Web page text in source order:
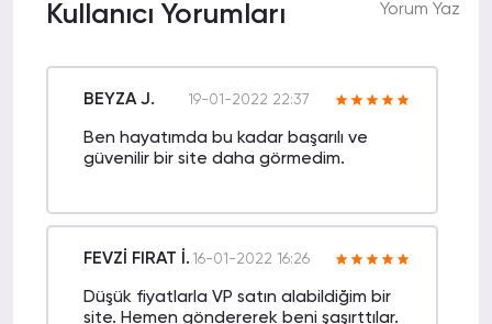
Kullanıcı Yorumları Yorum Yaz
BEYZA J. 19-01-2022 22:37
Ben hayatımda bu kadar başarılı ve
güvenilir bir site daha görmedim.
FEVZİ FIRAT İ. 16-01-2022 16:26
Düşük fiyatlarla VP satın alabildiğim bir
site. Hemen göndererek beni şaşırttılar.